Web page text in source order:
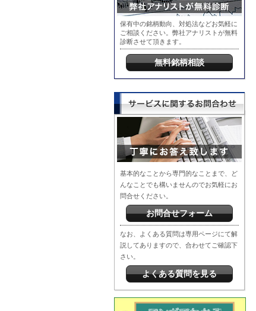
保有中の銘柄動向、対処法などお気軽に
ご相談ください。弊社アナリストが無料
診断させて頂きます。
無料銘柄相談
基本的なことから専門的なことまで、ど
んなことでも構いませんのでお気軽にお
問合せください。
お問合せフォーム
なお、よくある質問は専用ページにて解
説してありますので、合わせてご確認下
さい。
よくある質問を見る